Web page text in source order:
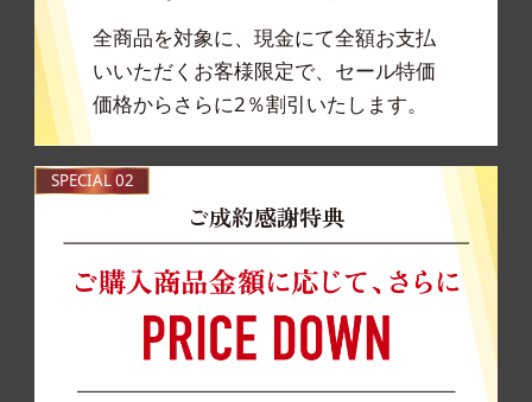
全商品を対象に、現金にて全額お支払
いいただくお客様限定で、セール特価
価格からさらに2％割引いたします。
SPECIAL 02
ご成約感謝特典